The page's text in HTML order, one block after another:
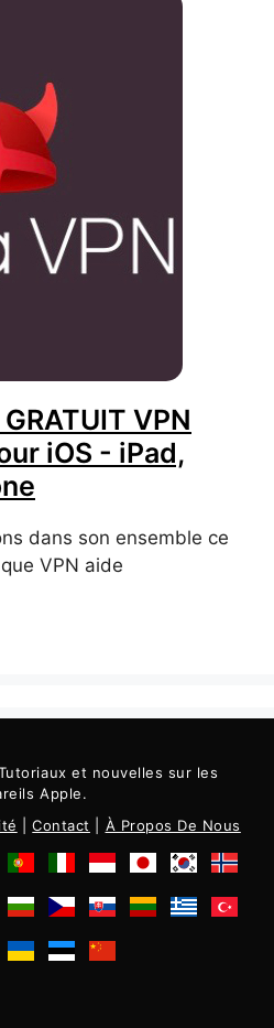
VPN
iOS - iPad,
dans son ensemble ce
VPN aide
et nouvelles sur les
Apple.
|Contact À Propos De Nous